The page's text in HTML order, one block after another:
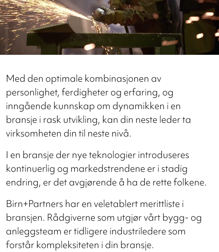
Med den optimale kombinasjonen av
personlighet, ferdigheter og erfaring, og
inngående kunnskap om dynamikken i en
bransje i rask utvikling, kan din neste leder ta
virksomheten din til neste nivå.
I en bransje der nye teknologier introduseres
kontinuerlig og markedstrendene er i stadig
endring, er det avgjørende å ha de rette folkene.
Birn+Partners har en veletablert merittliste i
bransjen. Rådgiverne som utgjør vårt bygg- og
anleggsteam er tidligere industriledere som
forstår kompleksiteten i din bransje.